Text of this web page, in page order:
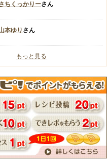
ちくっかりーさん
本ゆり さん
もっと見る